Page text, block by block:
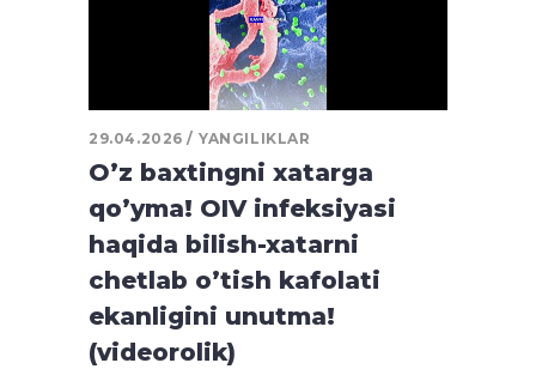
29.04.2026 YANGILIKLAR
O’z baxtingni xatarga
qo’yma! OIV infeksiyasi
haqida bilish-xatarni
chetlab o’tish kafolati
ekanligini unutma!
(videorolik)